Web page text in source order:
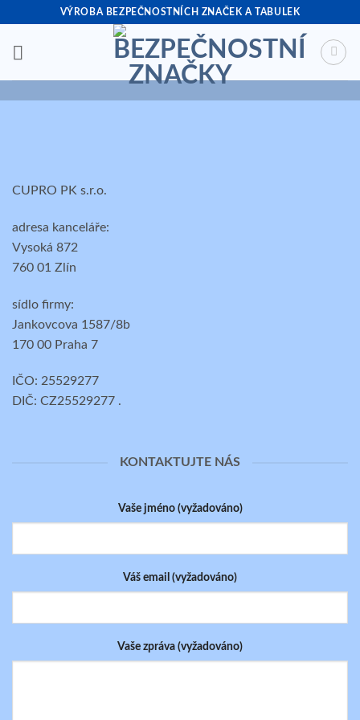
obsah
VÝROBA BEZPEČNOSTNÍCH ZNAČEK A TABULEK
CUPRO PK s.r.o.
adresa kanceláře:
Vysoká 872
760 01 Zlín
sídlo firmy:
Jankovcova 1587/8b
170 00 Praha 7
IČO: 25529277
DIČ: CZ25529277 .
KONTAKTUJTE NÁS
Vaše jméno (vyžadováno)
Váš email (vyžadováno)
Vaše zpráva (vyžadováno)